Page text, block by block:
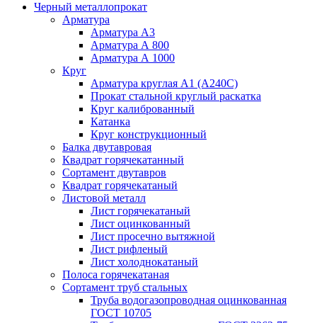
Черный металлопрокат
Арматура
Арматура А3
Арматура А 800
Арматура А 1000
Круг
Арматура круглая А1 (А240C)
Прокат стальной круглый раскатка
Круг калиброванный
Катанка
Круг конструкционный
Балка двутавровая
Квадрат горячекатанный
Сортамент двутавров
Квадрат горячекатаный
Листовой металл
Лист горячекатаный
Лист оцинкованный
Лист просечно вытяжной
Лист рифленый
Лист холоднокатаный
Полоса горячекатаная
Сортамент труб стальных
Труба водогазопроводная оцинкованная
ГОСТ 10705